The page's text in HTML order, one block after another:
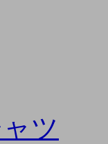
ツ